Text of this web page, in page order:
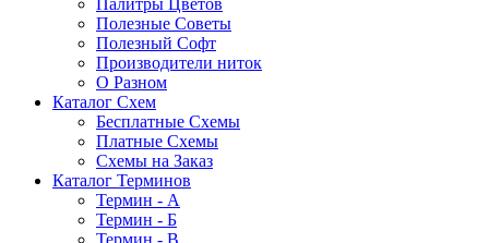
Палитры Цветов
Полезные Советы
Полезный Софт
Производители ниток
О Разном
Каталог Схем
Бесплатные Схемы
Платные Схемы
Схемы на Заказ
Каталог Терминов
Термин - А
Термин - Б
Термин - В